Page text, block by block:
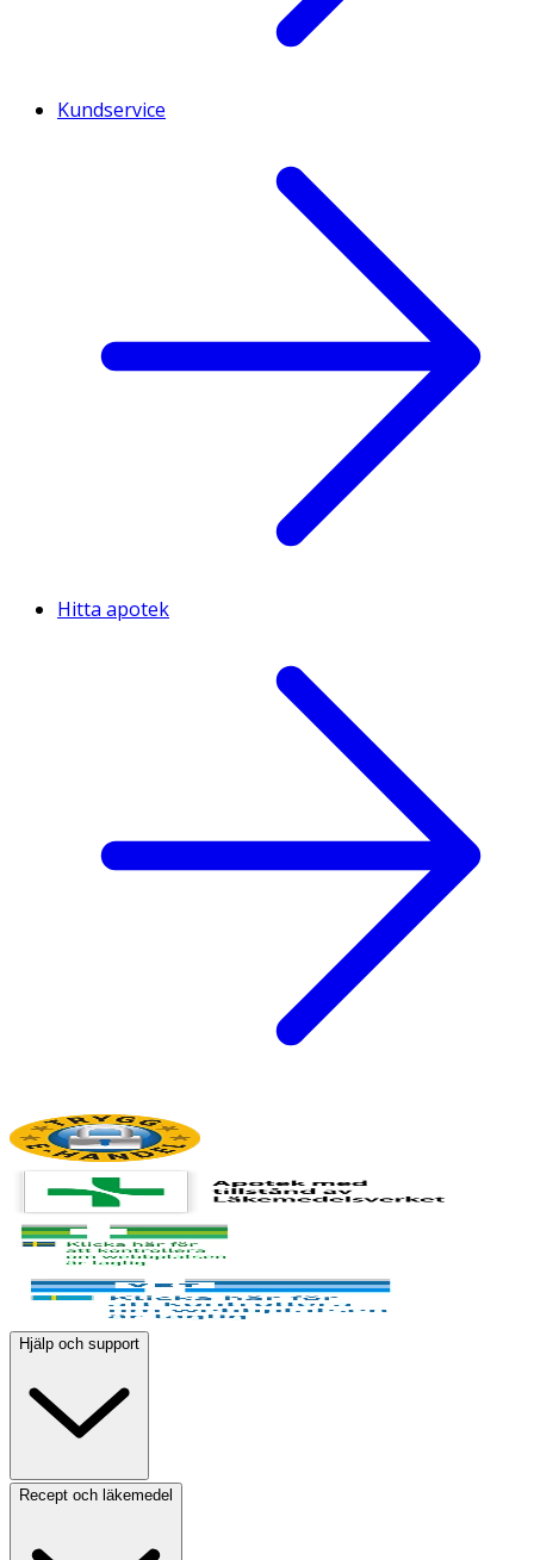
Kundservice
Hitta apotek
Hjälp och support
Recept och läkemedel